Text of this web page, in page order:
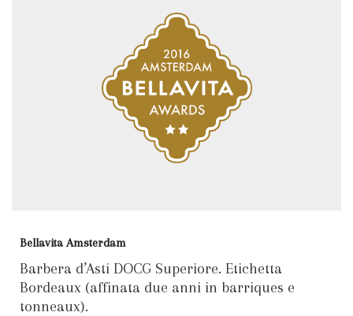
Bellavita Amsterdam
Barbera d’Asti DOCG Superiore. Etichetta
Bordeaux (affinata due anni in barriques e
tonneaux).